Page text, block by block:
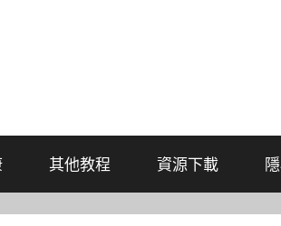
其他教程 資源下載